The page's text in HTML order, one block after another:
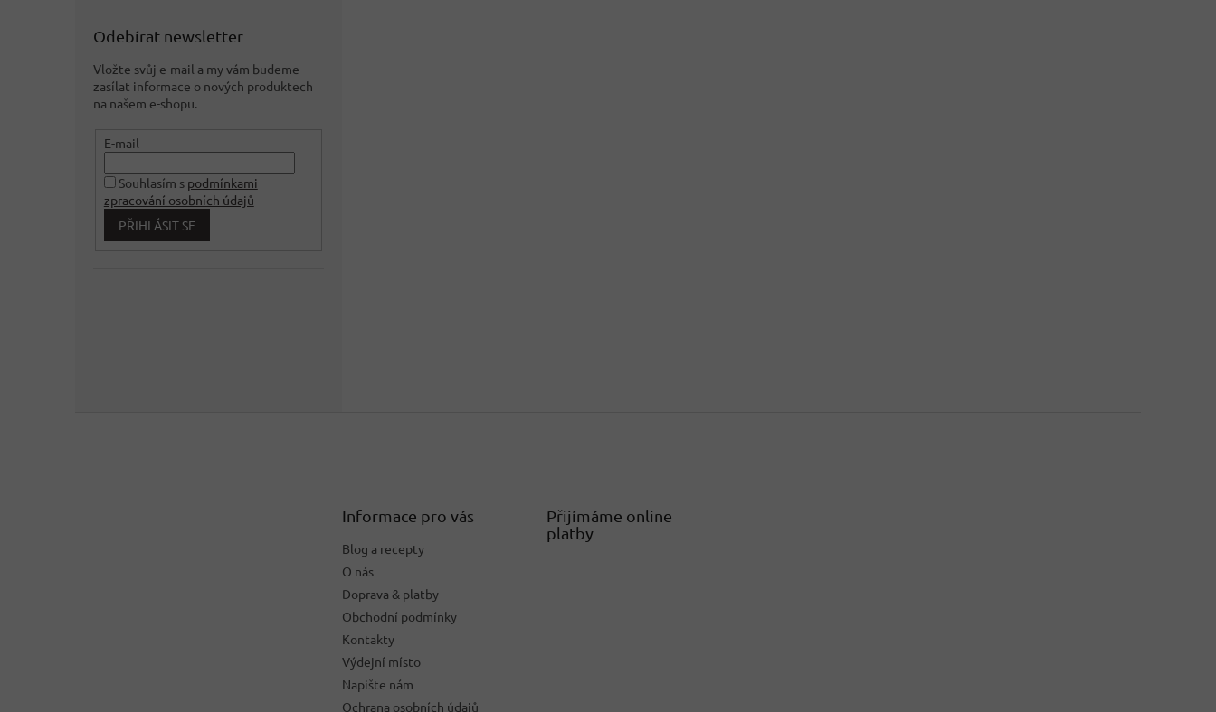
Odebírat newsletter
Vložte svůj e-mail a my vám budeme
zasílat informace o nových produktech
na našem e-shopu.
E-mail
Souhlasím s podmínkami
zpracování osobních údajů
PŘIHLÁSIT SE
Informace pro vás
Blog a recepty
O nás
Doprava & platby
Obchodní podmínky
Kontakty
Výdejní místo
Napište nám
Ochrana osobních údajů
Přijímáme online
platby